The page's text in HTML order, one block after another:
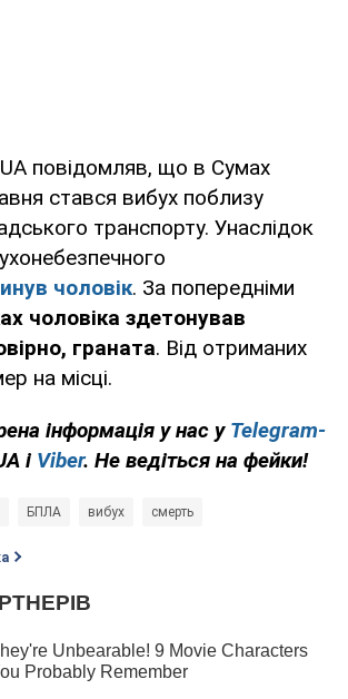
повідомляв, що в Сумах
стався вибух поблизу
транспорту. Унаслідок
чоловік. За попередніми
чоловіка здетонував
граната. Від отриманих
на місці.
інформація у нас у Telegram-
і Viber. Не ведіться на фейки!
БПЛА вибух смерть